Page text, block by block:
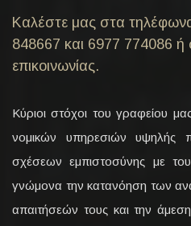
Καλέστε μας στα
848667 και 6977 774086
επικοινωνίας.
Κύριοι στόχοι του γραφείου
νομικών υπηρεσιών υψηλής
σχέσεων εμπιστοσύνης με
γνώμονα την κατανόηση των
απαιτήσεών τους και την